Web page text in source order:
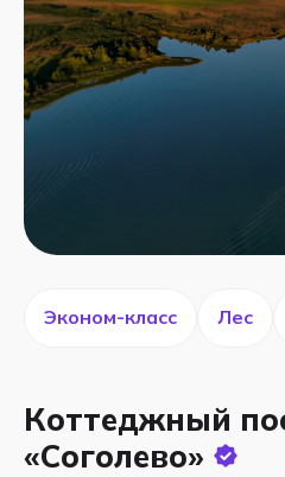
Коттеджный
«Соголево»
Эконом-класс Лес